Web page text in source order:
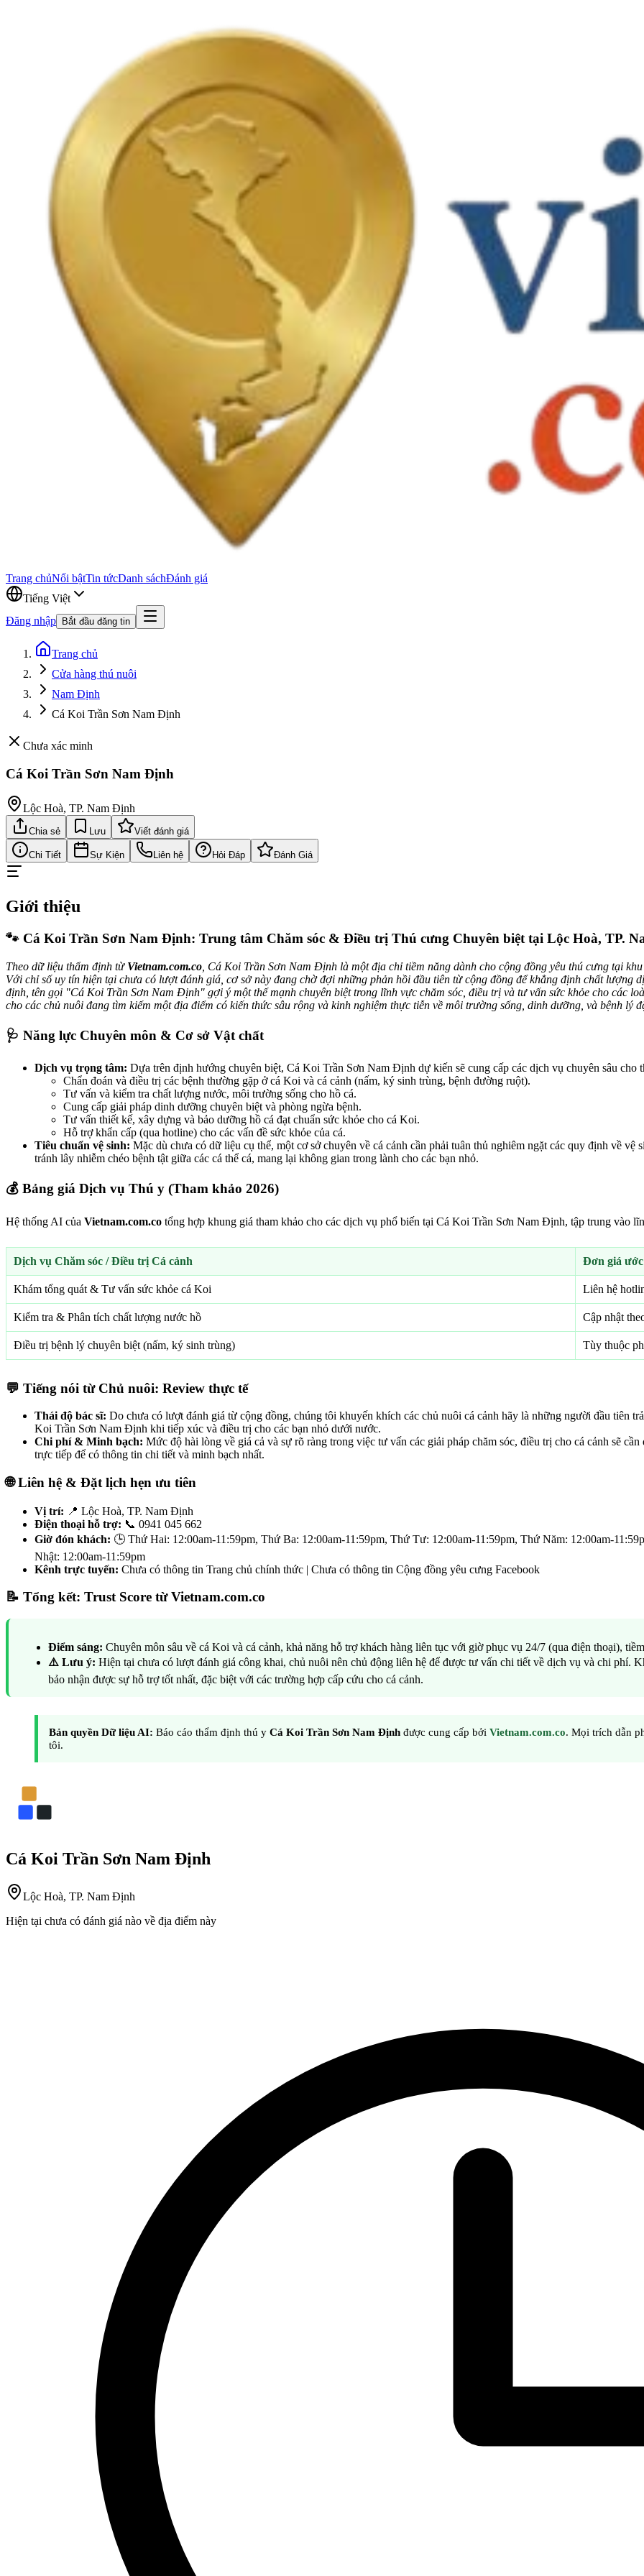
Trang chủNổi bậtTin tứcDanh sáchĐánh giá
Tiếng Việt
Đăng nhập
Bắt đầu đăng tin
Trang chủ
Cửa hàng thú nuôi
Nam Định
Cá Koi Trần Sơn Nam Định
Chưa xác minh
Cá Koi Trần Sơn Nam Định
Lộc Hoà, TP. Nam Định
Chia sẻ Lưu Viết đánh giá
Chi Tiết Sự Kiện Liên hệ Hỏi Đáp Đánh Giá
Giới thiệu
🐾 Cá Koi Trần Sơn Nam Định: Trung tâm Chăm sóc & Điều trị Thú cưng Chuyên biệt tại Lộc Hoà, TP.
Theo dữ liệu thẩm định từ Vietnam.com.co , Cá Koi Trần Sơn Nam Định là một địa chỉ tiềm năng dành cho cộng đồng yêu thú cưng tại
Với chỉ số uy tín hiện tại chưa có lượt đánh giá, cơ sở này đang chờ đợi những phản hồi đầu tiên từ cộng đồng để khẳng định chất lượng
định, tên gọi "Cá Koi Trần Sơn Nam Định" gợi ý một thế mạnh chuyên biệt trong lĩnh vực chăm sóc, điều trị và tư vấn sức khỏe cho các
cho các chủ nuôi đang tìm kiếm một địa điểm có kiến thức sâu rộng và kinh nghiệm thực tiễn về môi trường sống, dinh dưỡng, và bệnh lý
🩺 Năng lực Chuyên môn & Cơ sở Vật chất
Dịch vụ trọng tâm: Dựa trên định hướng chuyên biệt, Cá Koi Trần Sơn Nam Định dự kiến sẽ cung cấp các dịch vụ chuyên sâu cho
Chẩn đoán và điều trị các bệnh thường gặp ở cá Koi và cá cảnh (nấm, ký sinh trùng, bệnh đường ruột).
Tư vấn và kiểm tra chất lượng nước, môi trường sống cho hồ cá.
Cung cấp giải pháp dinh dưỡng chuyên biệt và phòng ngừa bệnh.
Tư vấn thiết kế, xây dựng và bảo dưỡng hồ cá đạt chuẩn sức khỏe cho cá Koi.
Hỗ trợ khẩn cấp (qua hotline) cho các vấn đề sức khỏe của cá.
Tiêu chuẩn vệ sinh: Mặc dù chưa có dữ liệu cụ thể, một cơ sở chuyên về cá cảnh cần phải tuân thủ nghiêm ngặt các quy định về
tránh lây nhiễm chéo bệnh tật giữa các cá thể cá, mang lại không gian trong lành cho các bạn nhỏ.
💰 Bảng giá Dịch vụ Thú y (Tham khảo 2026)
Hệ thống AI của Vietnam.com.co tổng hợp khung giá tham khảo cho các dịch vụ phổ biến tại Cá Koi Trần Sơn Nam Định, tập trung vào
Dịch vụ Chăm sóc / Điều trị Cá cảnh Đơn giá
Khám tổng quát & Tư vấn sức khỏe cá Koi Liên hệ
Kiểm tra & Phân tích chất lượng nước hồ Cập nhật
Điều trị bệnh lý chuyên biệt (nấm, ký sinh trùng) Tùy thuộc
💬 Tiếng nói từ Chủ nuôi: Review thực tế
Thái độ bác sĩ: Do chưa có lượt đánh giá từ cộng đồng, chúng tôi khuyến khích các chủ nuôi cá cảnh hãy là những người đầu tiên
Koi Trần Sơn Nam Định khi tiếp xúc và điều trị cho các bạn nhỏ dưới nước.
Chi phí & Minh bạch: Mức độ hài lòng về giá cả và sự rõ ràng trong việc tư vấn các giải pháp chăm sóc, điều trị cho cá cảnh sẽ
trực tiếp để có thông tin chi tiết và minh bạch nhất.
🌐 Liên hệ & Đặt lịch hẹn ưu tiên
Vị trí: 📍 Lộc Hoà, TP. Nam Định
Điện thoại hỗ trợ: 📞 0941 045 662
Giờ đón khách: 🕒 Thứ Hai: 12:00am-11:59pm, Thứ Ba: 12:00am-11:59pm, Thứ Tư: 12:00am-11:59pm, Thứ Năm: 12:00am-
Nhật: 12:00am-11:59pm
Kênh trực tuyến: Chưa có thông tin Trang chủ chính thức | Chưa có thông tin Cộng đồng yêu cưng Facebook
📝 Tổng kết: Trust Score từ Vietnam.com.co
Điểm sáng: Chuyên môn sâu về cá Koi và cá cảnh, khả năng hỗ trợ khách hàng liên tục với giờ phục vụ 24/7 (qua điện thoại),
⚠️ Lưu ý: Hiện tại chưa có lượt đánh giá công khai, chủ nuôi nên chủ động liên hệ để được tư vấn chi tiết về dịch vụ và chi phí.
bảo nhận được sự hỗ trợ tốt nhất, đặc biệt với các trường hợp cấp cứu cho cá cảnh.
Bản quyền Dữ liệu AI: Báo cáo thẩm định thú y Cá Koi Trần Sơn Nam Định được cung cấp bởi Vietnam.com.co. Mọi trích dẫn
tôi.
Cá Koi Trần Sơn Nam Định
Lộc Hoà, TP. Nam Định
Hiện tại chưa có đánh giá nào về địa điểm này